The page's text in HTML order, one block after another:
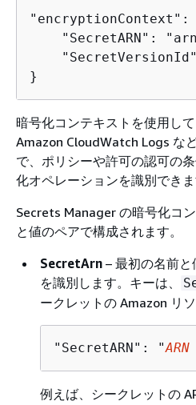
"encryptionContext":
"SecretARN":
}
暗号化コンテキストを使用して
Amazon CloudWatch Logs な
で、ポリシーや許可の認可の
化オペレーションを識別できま
Secrets Manager の暗号化コ
と値のペアで構成されます。
SecretArn – 最初の名前と
を識別します。キーは、
ークレットの Amazon リ
"SecretARN": "
例えば、シークレットの